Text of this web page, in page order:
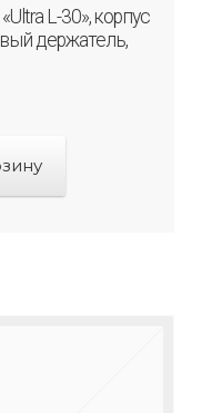
L-30», корпус
держатель,